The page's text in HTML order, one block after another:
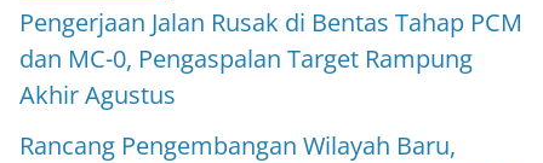
Pengerjaan Jalan Rusak di Bentas Tahap PCM
dan MC-0, Pengaspalan Target Rampung
Akhir Agustus
Rancang Pengembangan Wilayah Baru,